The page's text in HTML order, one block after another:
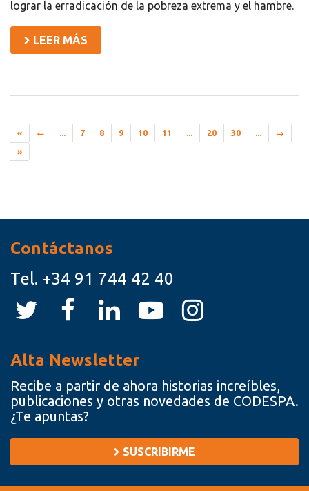
lograr la erradicación de la pobreza extrema y el hambre.
LEER MÁS
« ← 7 8 9 10 11 20 30 →
»
Contáctanos
Tel. +34 91 744 42 40
Alta Newsletter
Recibe a partir de ahora historias increíbles,
publicaciones y otras novedades de CODESPA.
¿Te apuntas?
SUSCRIBIRME